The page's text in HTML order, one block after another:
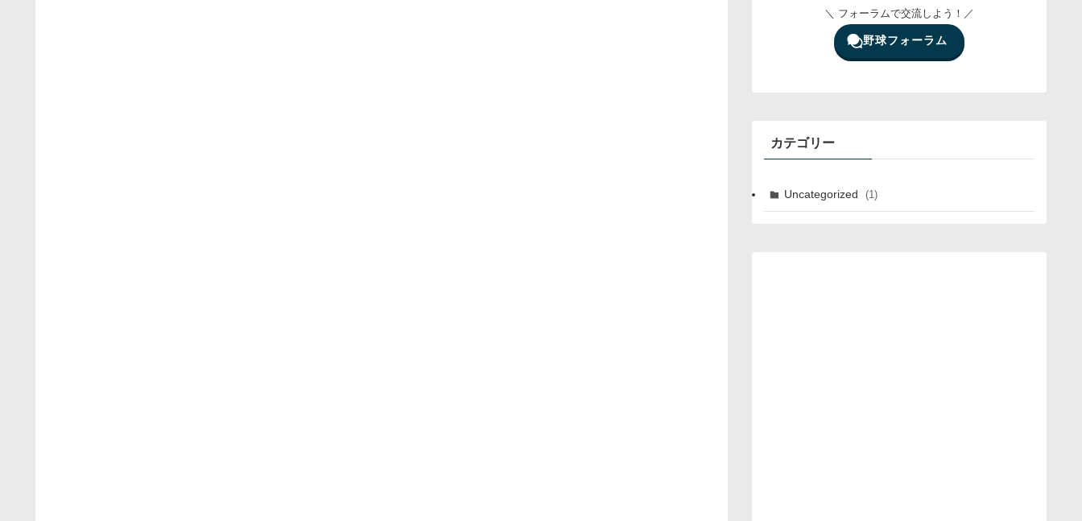
＼ フォーラムで交流しよう！／
野球フォーラム
カテゴリー
Uncategorized (1)